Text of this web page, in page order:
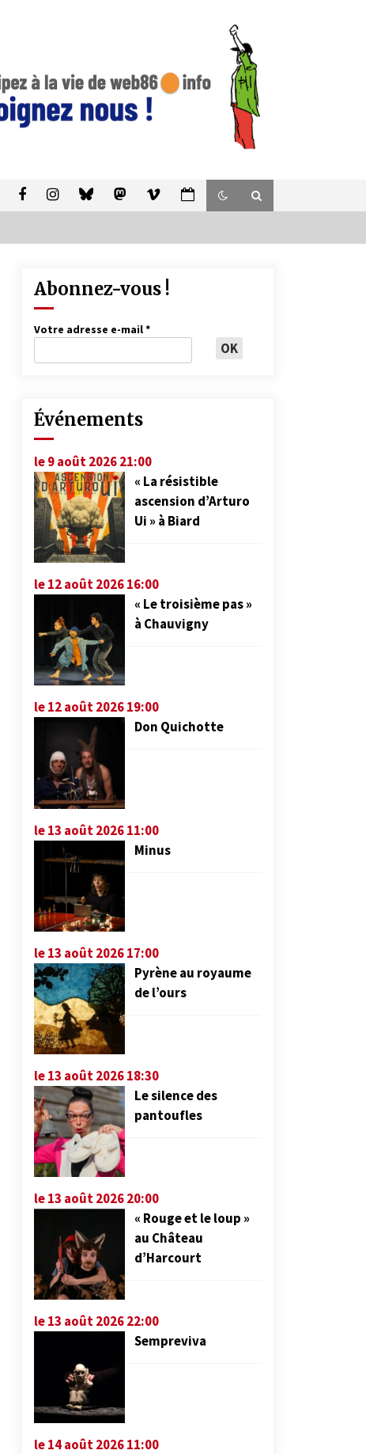
Abonnez-vous !
Votre adresse e-mail*
Événements
le 9 août 2026 21:00
« La résistible
ascension d’Arturo
Ui » à Biard
le 12 août 2026 16:00
« Le troisième pas »
à Chauvigny
le 12 août 2026 19:00
Don Quichotte
le 13 août 2026 11:00
Minus
le 13 août 2026 17:00
Pyrène au royaume
de l’ours
le 13 août 2026 18:30
Le silence des
pantoufles
le 13 août 2026 20:00
« Rouge et le loup »
au Château
d’Harcourt
le 13 août 2026 22:00
Sempreviva
le 14 août 2026 11:00